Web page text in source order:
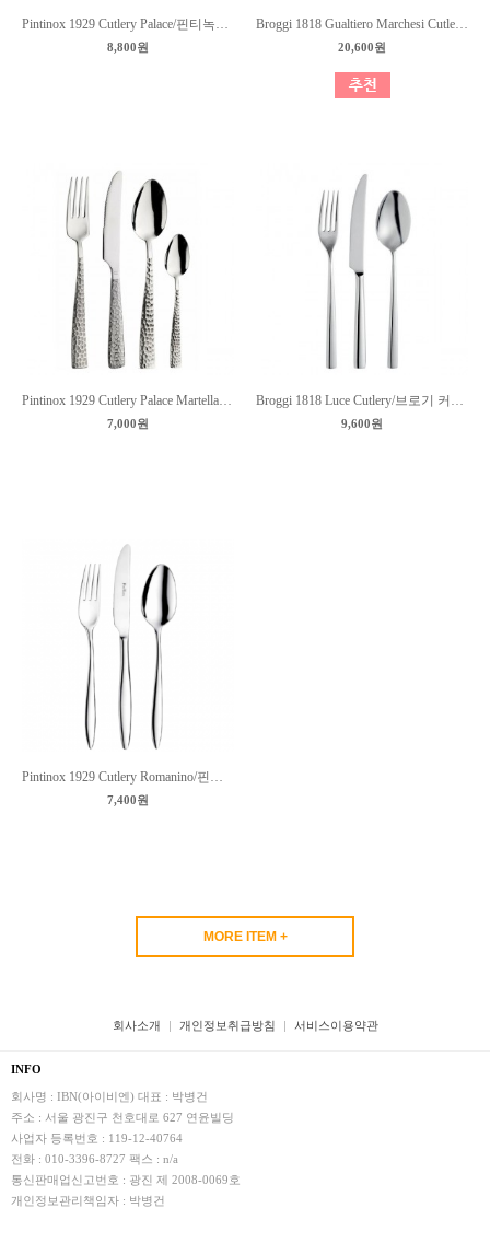
Pintinox 1929 Cutlery Palace/핀티녹스 커트러리 팔래스
8,800원
Broggi 1818 Gualtiero Marchesi Cutlery/브로기 커트러리 괄티에로 마르케지
20,600원
Pintinox 1929 Cutlery Palace Martellato/핀티녹스 커트러리 팔래스 마르텔라토
7,000원
Broggi 1818 Luce Cutlery/브로기 커트러리 루체
9,600원
Pintinox 1929 Cutlery Romanino/핀티녹스 커트러리 로마니노
7,400원
MORE ITEM +
회사소개 개인정보취급방침 서비스이용약관
INFO
회사명 : IBN(아이비엔) 대표 : 박병건
주소 : 서울 광진구 천호대로 627 연윤빌딩
사업자 등록번호 : 119-12-40764
전화 : 010-3396-8727 팩스 : n/a
통신판매업신고번호 : 광진 제 2008-0069호
개인정보관리책임자 : 박병건